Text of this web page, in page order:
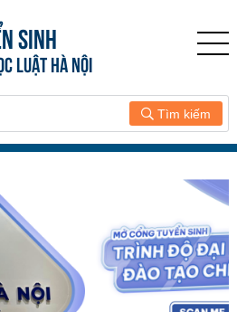
SINH
LUẬT HÀ NỘI
Tìm kiếm